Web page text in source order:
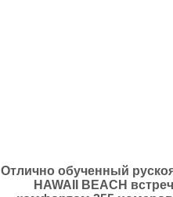
Отлично обученный
HAWAII BEACH